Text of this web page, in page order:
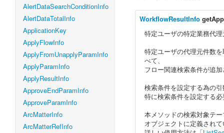
AlertDataSearchConditionInfo
AlertDataTotalInfo
ApplicationKey
ApplyFlowInfo
ApplyFromUnapplyParamInfo
ApplyParamInfo
ApplyResultInfo
ApproveEndParamInfo
ApproveParamInfo
ArcMatterInfo
ArcMatterRefInfo
WorkflowResultInfo
特定ユーザの特定業務代
特定ユーザの代理元件数
べて、
フロー関連検索条件が追
検索条件を設定する為の
特に検索条件を設定する
本メソッドの検索対象テ
オブジェクトに定義され